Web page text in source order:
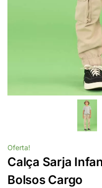
Oferta!
Calça Sarja
Bolsos Cargo